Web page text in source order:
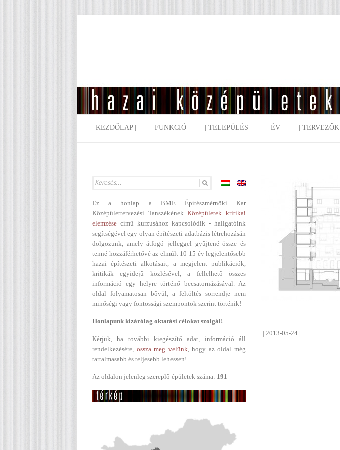
| KEZDŐLAP | | FUNKCIÓ | | TELEPÜLÉS | | ÉV | | TERVEZŐK |
|2013-05-24 |
Ez a honlap a BME Építészmérnöki Kar
Középülettervezési TanszékénekKözépületek kritikai
elemzése című kurzusához kapcsolódik - hallgatóink
segítségével egy olyan építészeti adatbázis létrehozásán
dolgozunk, amely átfogó jelleggel gyűjtené össze és
tenné hozzáférhetővé az elmúlt 10-15 év legjelentősebb
hazai építészeti alkotásait, a megjelent publikációk,
kritikák egyidejű közlésével, a fellelhető összes
információ egy helyre történő becsatornázásával. Az
oldal folyamatosan bővül, a feltöltés sorrendje nem
minőségi vagy fontossági szempontok szerint történik!
Honlapunk kizárólag oktatási célokat szolgál!
Kérjük, ha további kiegészítő adat, információ áll
rendelkezésére, ossza meg velünk, hogy az oldal még
tartalmasabb és teljesebb lehessen!
Az oldalon jelenleg szereplő épületek száma: 191